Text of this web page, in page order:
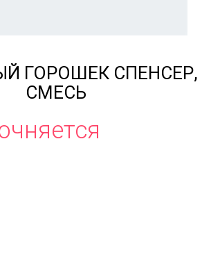
ГОРОШЕК СПЕНСЕР,
СМЕСЬ